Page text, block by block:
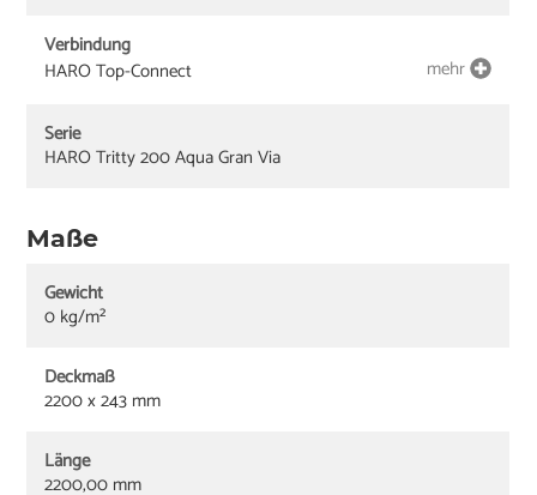
Verbindung
HARO Top-Connect
mehr
Serie
HARO Tritty 200 Aqua Gran Via
Maße
Gewicht
0 kg/m²
Deckmaß
2200 x 243 mm
Länge
2200,00 mm